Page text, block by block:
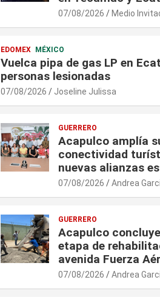
07/08/2026 Medio
EDOMEX MÉXICO
Vuelca pipa de gas LP en
personas lesionadas
07/08/2026 Joseline Julissa
GUERRERO
Acapulco amplía
conectividad
nuevas alianzas
07/08/2026 Andrea
GUERRERO
Acapulco
etapa de
avenida Fuerza
07/08/2026 Andrea